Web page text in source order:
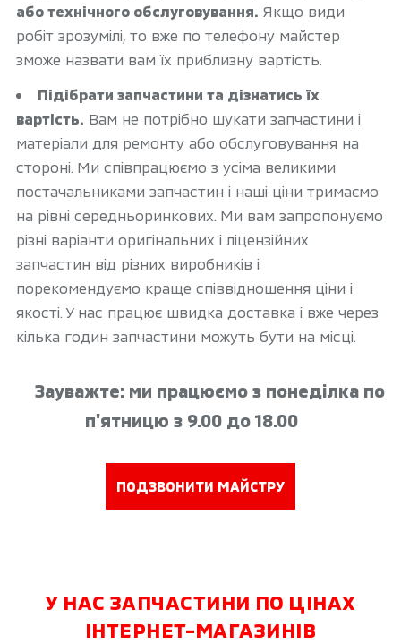
або технічного обслуговування. Якщо види
робіт зрозумілі, то вже по телефону майстер
зможе назвати вам їх приблизну вартість.
Підібрати запчастини та дізнатись їх
вартість. Вам не потрібно шукати запчастини і
матеріали для ремонту або обслуговування на
стороні. Ми співпрацюємо з усіма великими
постачальниками запчастин і наші ціни тримаємо
на рівні середньоринкових. Ми вам запропонуємо
різні варіанти оригінальних і ліцензійних
запчастин від різних виробників і
порекомендуємо краще співвідношення ціни і
якості. У нас працює швидка доставка і вже через
кілька годин запчастини можуть бути на місці.
Зауважте: ми працюємо з понеділка по
п'ятницю з 9.00 до 18.00
ПОДЗВОНИТИ МАЙСТРУ
У НАС ЗАПЧАСТИНИ ПО ЦІНАХ
ІНТЕРНЕТ-МАГАЗИНІВ